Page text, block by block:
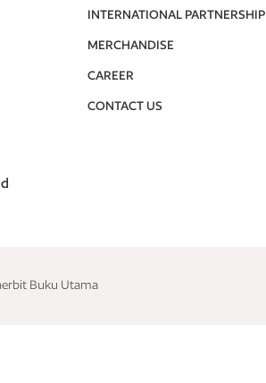
INTERNATIONAL PARTNERSHIP
MERCHANDISE
CAREER
CONTACT US
Buku Utama